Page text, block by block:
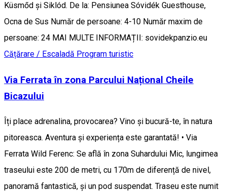
Küsmőd și Siklód. De la: Pensiunea Sóvidék Guesthouse,
Ocna de Sus Număr de persoane: 4-10 Număr maxim de
persoane: 24 MAI MULTE INFORMAȚII: sovidekpanzio.eu
Cățărare / Escaladă Program turistic
Via Ferrata în zona Parcului Național Cheile
Bicazului
Îți place adrenalina, provocarea? Vino și bucură-te, în natura
pitoreasca. Aventura și experiența este garantată! • Via
Ferrata Wild Ferenc: Se află în zona Suhardului Mic, lungimea
traseului este 200 de metri, cu 170m de diferență de nivel,
panoramă fantastică, și un pod suspendat. Traseu este numit